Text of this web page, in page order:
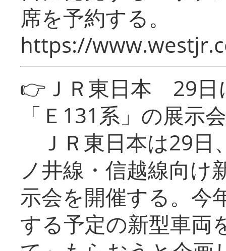
席を予約する。
https://
👉ＪＲ東日本 29日
「Ｅ131系」の展示会
ＪＲ東日本は29日
ノ井線・信越線向け
示会を開催する。今
する予定の新型車両